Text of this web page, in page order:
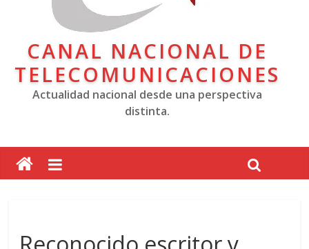
CANAL NACIONAL DE
TELECOMUNICACIONES
Actualidad nacional desde una perspectiva
distinta.